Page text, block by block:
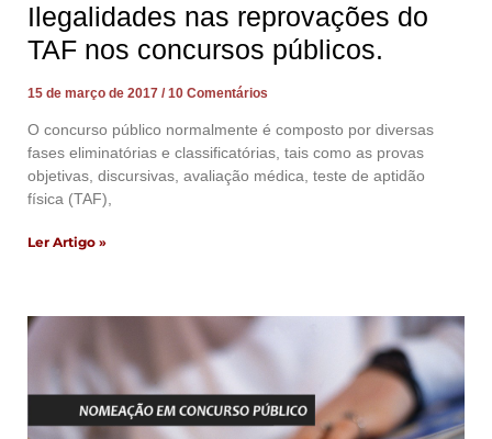
Ilegalidades nas reprovações do
TAF nos concursos públicos.
15 de março de 2017 10 Comentários
O concurso público normalmente é composto por diversas
fases eliminatórias e classificatórias, tais como as provas
objetivas, discursivas, avaliação médica, teste de aptidão
física (TAF),
Ler Artigo »